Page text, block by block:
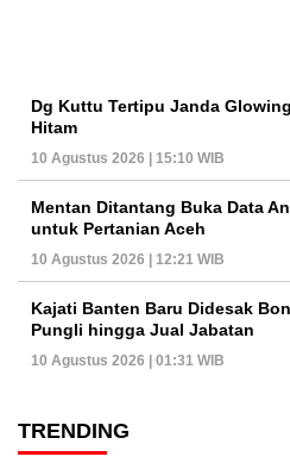
Dg Kuttu Tertipu Janda
Hitam
10 Agustus 2026 | 15:10 WIB
Mentan Ditantang Buka Data
untuk Pertanian Aceh
10 Agustus 2026 | 12:21 WIB
Kajati Banten Baru Didesak
Pungli hingga Jual Jabatan
10 Agustus 2026 | 01:31 WIB
TRENDING